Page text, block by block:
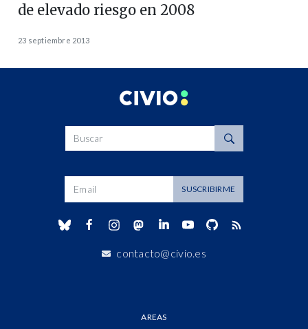
de elevado riesgo en 2008
23 septiembre 2013
Buscar
Dirección de correo SUSCRIBIRME
contacto@civio.es
AREAS